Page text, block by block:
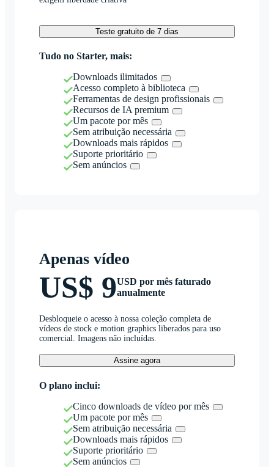
Teste gratuito de 7 dias
Tudo no Starter, mais:
Downloads ilimitados
Acesso completo à biblioteca
Ferramentas de design profissionais
Recursos de IA premium
Um pacote por mês
Sem atribuição necessária
Downloads mais rápidos
Suporte prioritário
Sem anúncios
Apenas vídeo
US$ 9USD por mês faturado
anualmente
Desbloqueie o acesso à nossa coleção completa de
vídeos de stock e motion graphics liberados para uso
comercial. Imagens não incluídas.
Assine agora
O plano inclui:
Cinco downloads de vídeo por mês
Um pacote por mês
Sem atribuição necessária
Downloads mais rápidos
Suporte prioritário
Sem anúncios